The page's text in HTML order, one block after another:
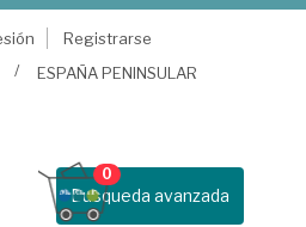
Registrarse
ESPAÑA PENINSULAR
Busqueda avanzada
0